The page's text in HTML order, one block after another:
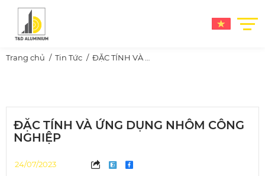
Trang chủ Tin Tức ĐẶC TÍNH VÀ ỨNG DỤNG NHÔM CÔNG NGHIỆP
ĐẶC TÍNH VÀ ỨNG DỤNG NHÔM CÔNG
NGHIỆP
24/07/2023